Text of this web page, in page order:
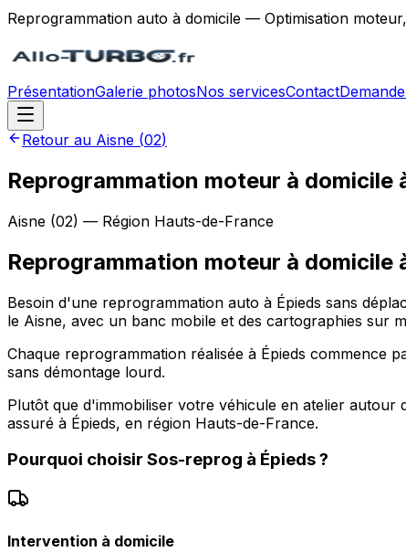
Reprogrammation auto à domicile — Optimisation
PrésentationGalerie photosNos servicesContact
Retour au Aisne (02)
Reprogrammation moteur à domicile
Aisne (02) — Région Hauts-de-France
Reprogrammation moteur à domicile
Besoin d'une reprogrammation auto à Épieds sans
le Aisne, avec un banc mobile et des cartographies sur
Chaque reprogrammation réalisée à Épieds commence
sans démontage lourd.
Plutôt que d'immobiliser votre véhicule en atelier
assuré à Épieds, en région Hauts-de-France.
Pourquoi choisir Sos-reprog à Épieds?
Intervention à domicile